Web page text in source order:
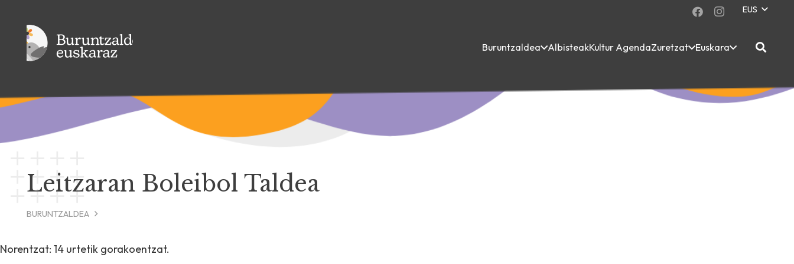
EUS
Buruntzaldea AlbisteakKultur AgendaZuretzat Euskara
Leitzaran Boleibol Taldea
BURUNTZALDEA
Norentzat: 14 urtetik gorakoentzat.